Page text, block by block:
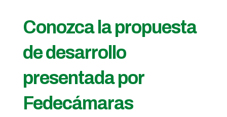
Conozca la propuesta
de desarrollo
presentada por
Fedecámaras